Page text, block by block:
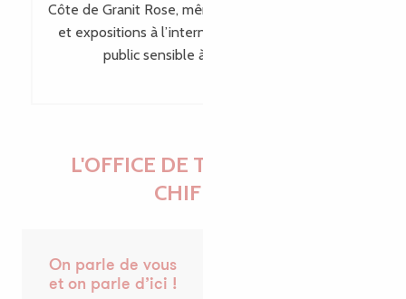
Côte de Granit Rose, même en dehors des salons
et expositions à l’international, en touchant un
public sensible à leur singularité.
L'OFFICE DE TOURISME EN
CHIFFRES
On parle de vous
et on parle d’ici !